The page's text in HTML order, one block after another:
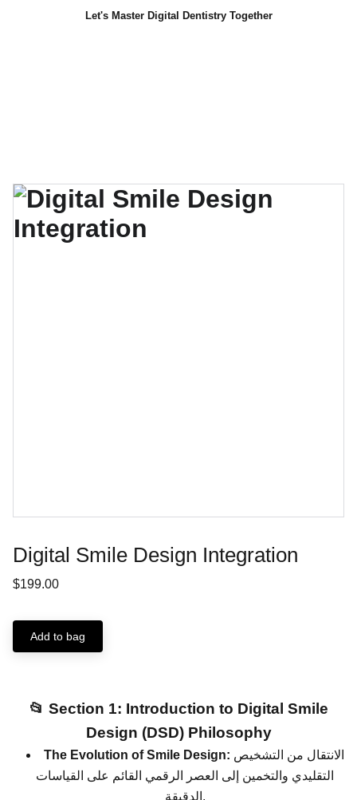
Let's Master Digital Dentistry Together
Digital Smile Design Integration
$199.00
Add to bag
📂 Section 1: Introduction to Digital Smile
Design (DSD) Philosophy
The Evolution of Smile Design:
التقليدي والتخمين إلى العصر الرقمي القائم على القياسات
الدقيقة.